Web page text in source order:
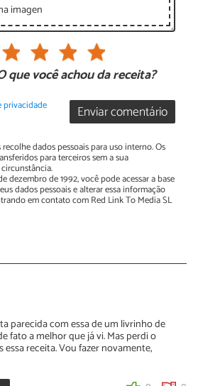
imagen
que você achou da receita?
Enviar comentário
privacidade
dados pessoais para uso interno. Os
para terceiros sem a sua
dezembro de 1992, você pode acessar a base
dados pessoais e alterar essa informação
em contato com Red Link To Media SL
parecida com essa de um livrinho de
fato a melhor que já vi. Mas perdi o
receita. Vou fazer novamente,